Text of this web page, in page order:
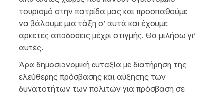
τουρισμό στην πατρίδα μας και προσπαθούμε
να βάλουμε μια τάξη σ’ αυτά και έχουμε
αρκετές αποδόσεις μέχρι στιγμής. Θα μιλήσω γι’
αυτές.
Άρα δημοσιονομική ευταξία με διατήρηση της
ελεύθερης πρόσβασης και αύξησης των
δυνατοτήτων των πολιτών για πρόσβαση σε